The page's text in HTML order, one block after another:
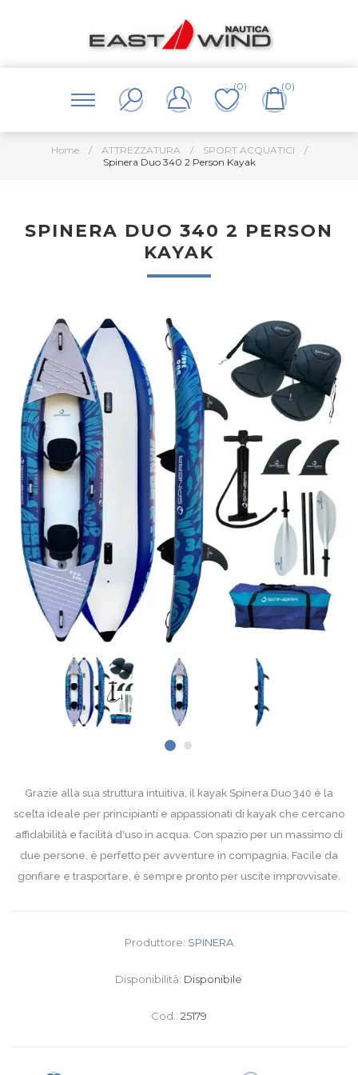
(0) (0)
Home / ATTREZZATURA / SPORT ACQUATICI
/
Spinera Duo 340 2 Person Kayak
SPINERA DUO 340 2 PERSON
KAYAK
Grazie alla sua struttura intuitiva, il kayak Spinera Duo 340 è la
scelta ideale per principianti e appassionati di kayak che cercano
affidabilità e facilità d'uso in acqua. Con spazio per un massimo di
due persone, è perfetto per avventure in compagnia. Facile da
gonfiare e trasportare, è sempre pronto per uscite improvvisate.
Produttore: SPINERA
Disponibilità: Disponibile
Cod.: 25179